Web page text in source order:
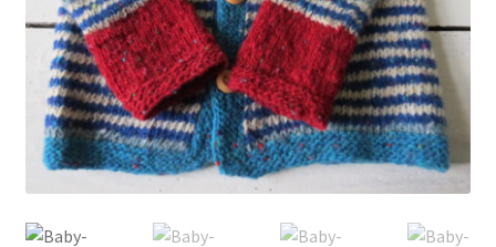
Service
Kontakt